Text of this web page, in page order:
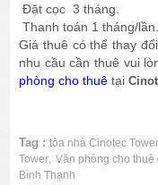
Đặt cọc 3 tháng.
Thanh toán 1 tháng/lần.
Giá thuê có thể thay
nhu cầu cần thuê vui
phòng cho thuê tại
Tag : tòa nhà Cinotec Tower
Tower,Văn phòng cho thuê
Bình Thạnh